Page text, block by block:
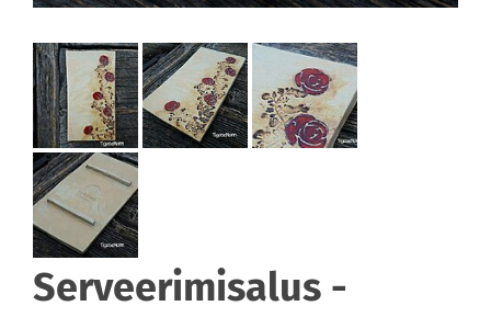
Serveerimisalus -